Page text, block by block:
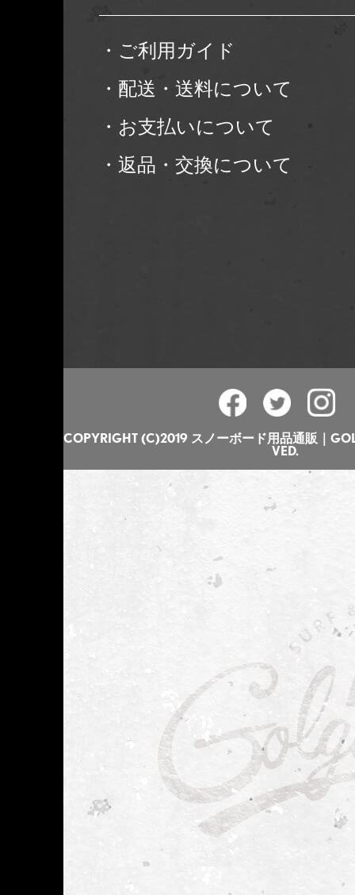
・ご利用ガイド
・配送・送料について
・お支払いについて
・返品・交換について
COPYRIGHT (C)2019 スノーボード用品通販｜
VED.